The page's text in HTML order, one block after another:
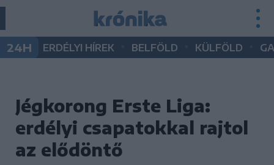
24H ERDÉLYI HÍREK BELFÖLD KÜLFÖLD
Jégkorong Erste Liga:
erdélyi csapatokkal rajtol
az elődöntő